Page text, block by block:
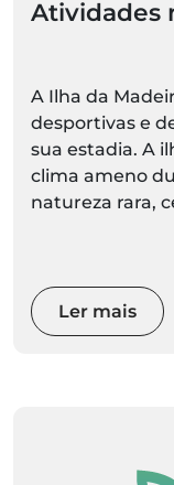
Atividades
A Ilha da
desportivas e
sua estadia. A
clima ameno
natureza rara,
Ler mais